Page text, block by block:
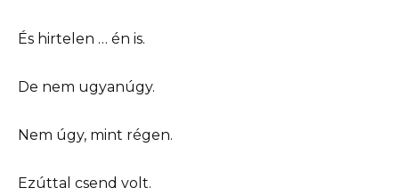
És hirtelen … én is.
De nem ugyanúgy.
Nem úgy, mint régen.
Ezúttal csend volt.